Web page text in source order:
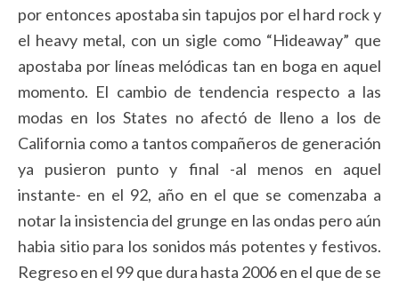
por entonces apostaba sin tapujos por el hard rock y
el heavy metal, con un sigle como “Hideaway” que
apostaba por líneas melódicas tan en boga en aquel
momento. El cambio de tendencia respecto a las
modas en los States no afectó de lleno a los de
California como a tantos compañeros de generación
ya pusieron punto y final -al menos en aquel
instante- en el 92, año en el que se comenzaba a
notar la insistencia del grunge en las ondas pero aún
habia sitio para los sonidos más potentes y festivos.
Regreso en el 99 que dura hasta 2006 en el que de se